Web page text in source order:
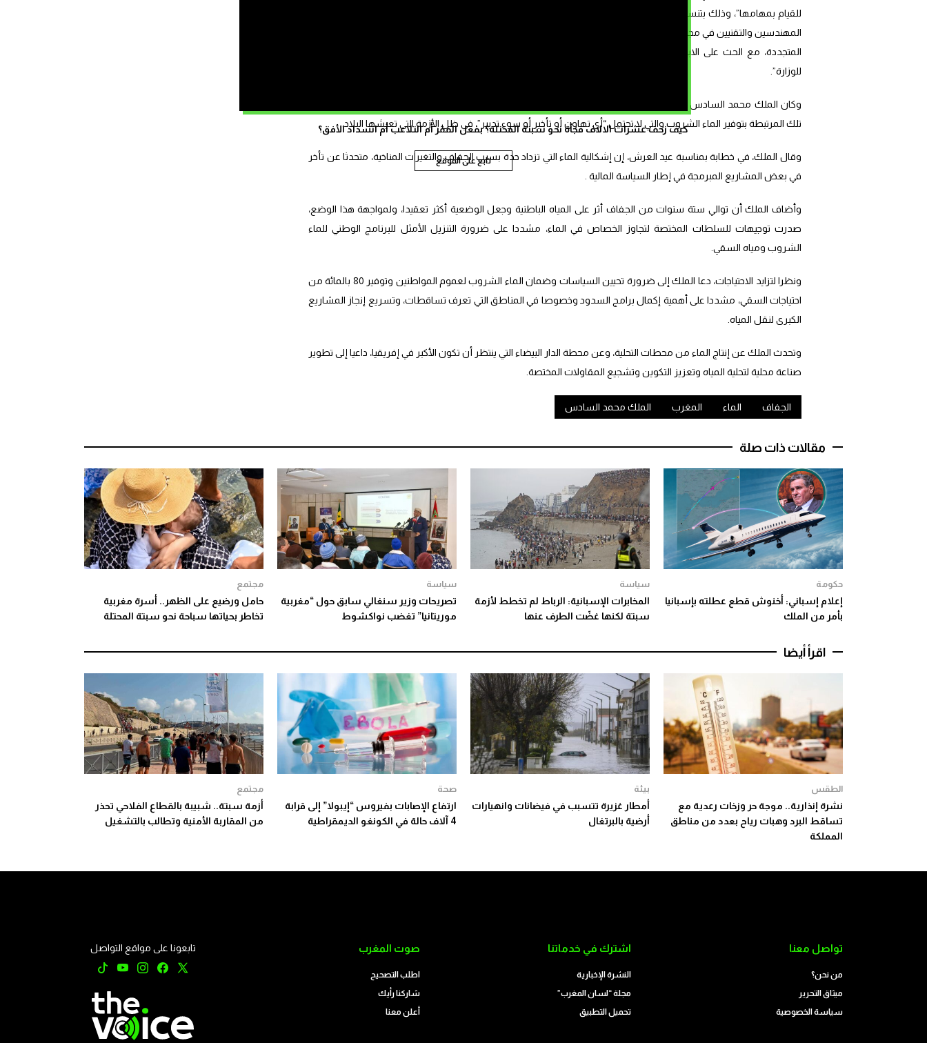
كيف زحف عشرات الالاف فجأة نحو سبتة المحتلة؟ بفعل الفقر أم التلاعب أم انسداد الأفق؟
تابع على الموقع
للقيام بمهامها”، وذلك بتنسيق مع السلطات المحلية والدرك الملكي، كما سيتم، يضيف المصدر ذاته “العمل على إدماج تكوين
المهندسين والتقنيين في مجالات المياه غير الاعتيادية كتحلية مياه البحر، وإعادة استعمال المياه العادمة للمعالجة وكذا الطاقات
المتجددة، مع الحث على الابتكار في هذه المجالات بالمدرسة الحسنية للأشغال العمومية ومعاهد تكوين التقنيين التابعة
للوزارة”.
تلك المرتبطة بتوفير الماء الشروب والتي لا تحتمل “أي تهاون أو تأخير أو سوء تدبير”، في ظل الأزمة التي تعيشها البلاد.
وقال الملك، في خطابة بمناسبة عيد العرش، إن إشكالية الماء التي تزداد حدة بسبب الجفاف والتغيرات المناخية، متحدثا عن تأخر
في بعض المشاريع المبرمجة في إطار السياسة المالية .
وأضاف الملك أن توالي ستة سنوات من الجفاف أثر على المياه الباطنية وجعل الوضعية أكثر تعقيدا، ولمواجهة هذا الوضع،
صدرت توجيهات للسلطات المختصة لتجاوز الخصاص في الماء، مشددا على ضرورة التنزيل الأمثل للبرنامج الوطني للماء
الشروب ومياه السقي.
ونظرا لتزايد الاحتياجات، دعا الملك إلى ضرورة تحيين السياسات وضمان الماء الشروب لعموم المواطنين وتوفير 80 بالمائة من
احتياجات السقي، مشددا على أهمية إكمال برامج السدود وخصوصا في المناطق التي تعرف تساقطات، وتسريع إنجاز المشاريع
الكبرى لنقل المياه.
وتحدث الملك عن إنتاج الماء من محطات التحلية، وعن محطة الدار البيضاء التي ينتظر أن تكون الأكبر في إفريقيا، داعيا إلى تطوير
صناعة محلية لتحلية المياه وتعزيز التكوين وتشجيع المقاولات المختصة.
الجفاف الماء المغرب الملك محمد السادس
مقالات ذات صلة
حكومة
إعلام إسباني: أخنوش قطع عطلته بإسبانيا
بأمر من الملك
سياسة
المخابرات الإسبانية: الرباط لم تخطط لأزمة
سبتة لكنها غضّت الطرف عنها
سياسة
تصريحات وزير سنغالي سابق حول “مغربية
موريتانيا” تغضب نواكشوط
مجتمع
حامل ورضيع على الظهر.. أسرة مغربية
تخاطر بحياتها سباحة نحو سبتة المحتلة
اقرأ أيضا
الطقس
نشرة إنذارية.. موجة حر وزخات رعدية مع
تساقط البرد وهبات رياح بعدد من مناطق
المملكة
بيئة
أمطار غزيرة تتسبب في فيضانات وانهيارات
أرضية بالبرتغال
صحة
ارتفاع الإصابات بفيروس “إيبولا” إلى قرابة
4 آلاف حالة في الكونغو الديمقراطية
مجتمع
أزمة سبتة.. شبيبة بالقطاع الفلاحي تحذر
من المقاربة الأمنية وتطالب بالتشغيل
تواصل معنا
من نحن؟
ميثاق التحرير
سياسة الخصوصية
اشترك في خدماتنا
النشرة الإخبارية
مجلة “لسان المغرب”
تحميل التطبيق
صوت المغرب
اطلب التصحيح
شاركنا رأيك
أعلن معنا
تابعونا على مواقع التواصل